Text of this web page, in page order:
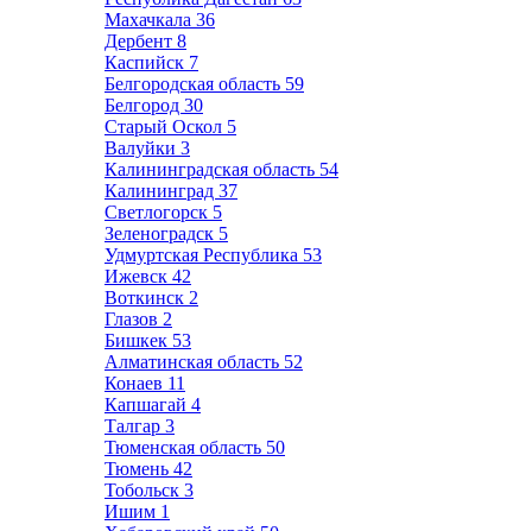
Махачкала 36
Дербент 8
Каспийск 7
Белгородская область 59
Белгород 30
Старый Оскол 5
Валуйки 3
Калининградская область 54
Калининград 37
Светлогорск 5
Зеленоградск 5
Удмуртская Республика 53
Ижевск 42
Воткинск 2
Глазов 2
Бишкек 53
Алматинская область 52
Конаев 11
Капшагай 4
Талгар 3
Тюменская область 50
Тюмень 42
Тобольск 3
Ишим 1